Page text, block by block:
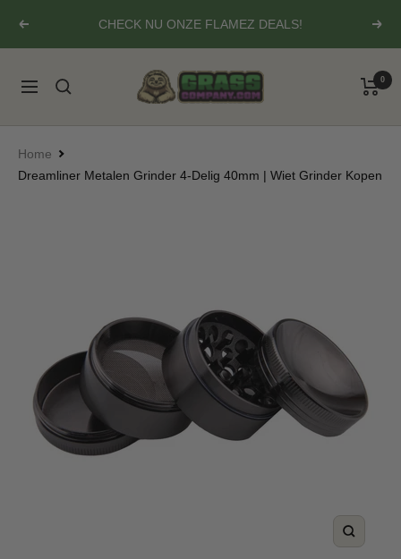
naar
inhoud
Vorige CHECK NU ONZE FLAMEZ DEALS!
Navigatie
Grasscompany.com 0
Home
Dreamliner Metalen Grinder 4-Delig 40mm | Wiet Grinder Kopen
Zoom